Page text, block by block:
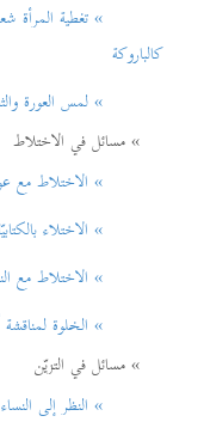
» تغطية المرأة شعرها
كالباروكة
» لمس العورة
» مسائل في الاختلاط
» الاختلاط مع عوائل
» الاختلاء بالكتابيّة
» الاختلاط مع
» الخلوة لمناقشة
» مسائل في التزيّن
» النظر إلی النساء